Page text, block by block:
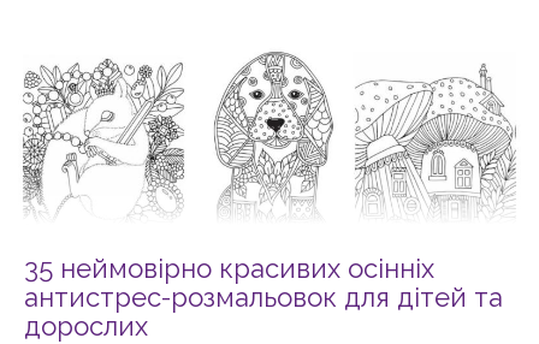
35 неймовірно красивих осінніх
антистрес-розмальовок для дітей та
дорослих